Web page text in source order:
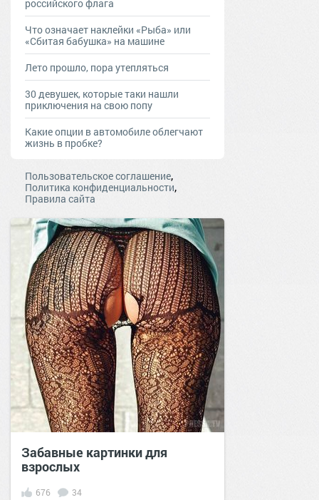
российского флага
Что означает наклейки «Рыба» или
«Сбитая бабушка» на машине
Лето прошло, пора утепляться
30 девушек, которые таки нашли
приключения на свою попу
Какие опции в автомобиле облегчают
жизнь в пробке?
Пользовательское соглашение,
Политика конфиденциальности,
Правила сайта
Забавные картинки для
взрослых
676 34